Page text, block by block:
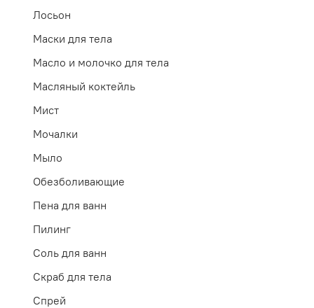
Лосьон
Маски для тела
Масло и молочко для тела
Масляный коктейль
Мист
Мочалки
Мыло
Обезболивающие
Пена для ванн
Пилинг
Соль для ванн
Скраб для тела
Спрей